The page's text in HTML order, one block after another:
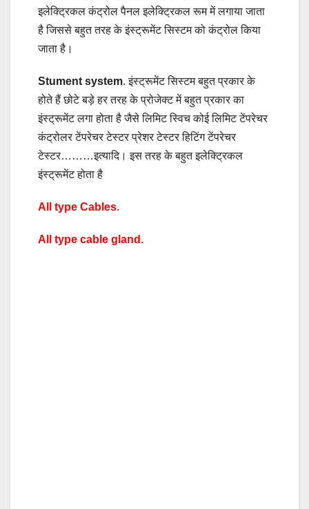
इलेक्ट्रिकल कंट्रोल पैनल इलेक्ट्रिकल रूम में लगाया जाता
है जिससे बहुत तरह के इंस्ट्रूमेंट सिस्टम को कंट्रोल किया
जाता है।
Stument system. इंस्ट्रूमेंट सिस्टम बहुत प्रकार के
होते हैं छोटे बड़े हर तरह के प्रोजेक्ट में बहुत प्रकार का
इंस्ट्रूमेंट लगा होता है जैसे लिमिट स्विच कोई लिमिट टेंपरेचर
कंट्रोलर टेंपरेचर टेस्टर प्रेशर टेस्टर हिटिंग टेंपरेचर
टेस्टर………इत्यादि। इस तरह के बहुत इलेक्ट्रिकल
इंस्ट्रूमेंट होता है
All type Cables.
All type cable gland.